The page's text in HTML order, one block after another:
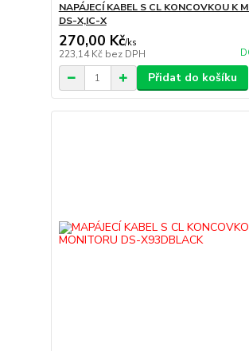
NAPÁJECÍ KABEL S CL KONCOVKOU K
DS-X,IC-X
270,00 Kč/ks
223,14 Kč bez DPH
Přidat do košíku